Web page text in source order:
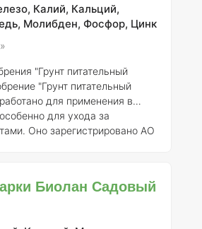
комплекс макро- и
необходимых для пол
Калий, Кальций,
Молибден, Фосфор, Цинк
"Грунт питательный
для применения в
для ухода за
Оно зарегистрировано АО
необходимыми
Биолан Садовый